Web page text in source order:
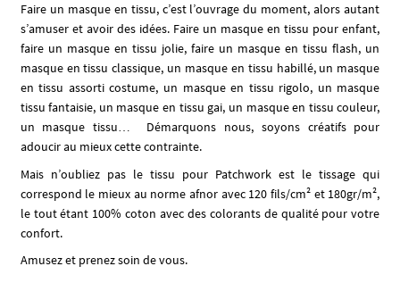
Faire un masque en tissu, c’est l’ouvrage du moment, alors autant
s’amuser et avoir des idées. Faire un masque en tissu pour enfant,
faire un masque en tissu jolie, faire un masque en tissu flash, un
masque en tissu classique, un masque en tissu habillé, un masque
en tissu assorti costume, un masque en tissu rigolo, un masque
tissu fantaisie, un masque en tissu gai, un masque en tissu couleur,
un masque tissu… Démarquons nous, soyons créatifs pour
adoucir au mieux cette contrainte.
Mais n’oubliez pas le tissu pour Patchwork est le tissage qui
correspond le mieux au norme afnor avec 120 fils/cm² et 180gr/m²,
le tout étant 100% coton avec des colorants de qualité pour votre
confort.
Amusez et prenez soin de vous.